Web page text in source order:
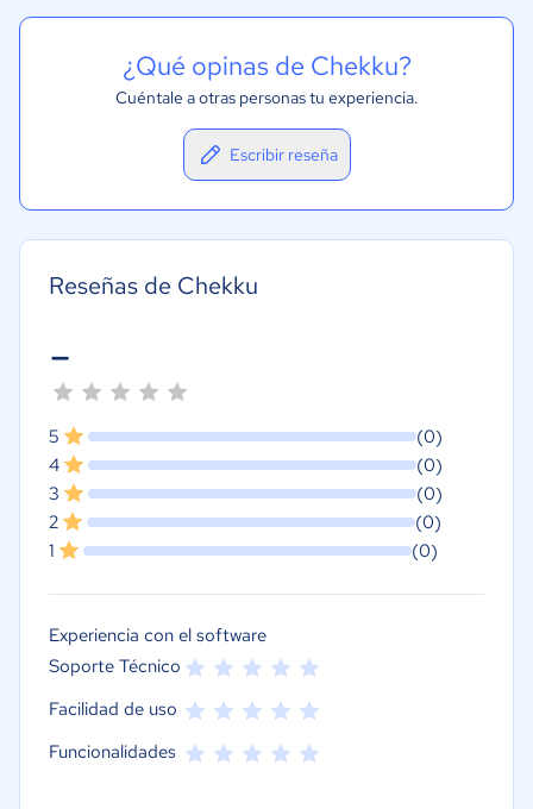
¿Qué opinas de Chekku?
Cuéntale a otras personas tu experiencia.
Escribir reseña
Reseñas de Chekku
-
5
(0)
4
(0)
3
(0)
2
(0)
1
(0)
Experiencia con el software
Soporte Técnico
Facilidad de uso
Funcionalidades